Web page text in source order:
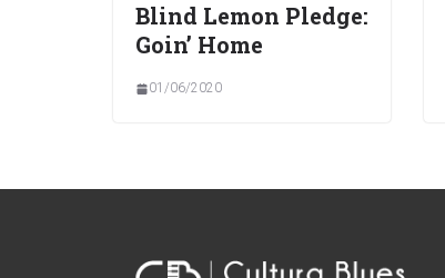
Blind Lemon Pledge:
Goin’ Home
01/06/2020